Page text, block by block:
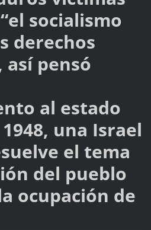
socialismo
derechos
así pensó
al estado
una Israel
el tema
del pueblo
ocupación de